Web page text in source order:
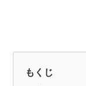
もくじ